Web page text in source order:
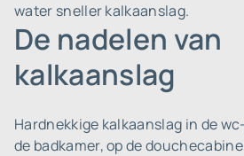
water sneller kalkaanslag.
De nadelen van
kalkaanslag
Hardnekkige kalkaanslag in de
de badkamer, op de